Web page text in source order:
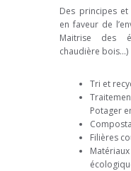
Des principes
en faveur de
Maitrise des
chaudière bois…)
Tri et
Potager
Filières